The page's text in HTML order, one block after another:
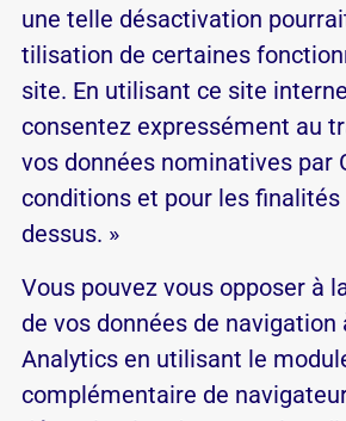
une telle désac­ti­va­tion
ti­li­sa­tion de cer­taines
site. En uti­li­sant ce site
consentez ex­pres­sé­ment au
vos don­nées no­mi­na­tives par
condi­tions et pour les
dessus. »
Vous pouvez vous opposer à
de vos données de navigation
Analytics en utilisant le
complémentaire de